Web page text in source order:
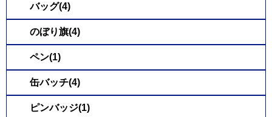
バッグ(4)
のぼり旗(4)
ペン(1)
缶バッチ(4)
ピンバッジ(1)